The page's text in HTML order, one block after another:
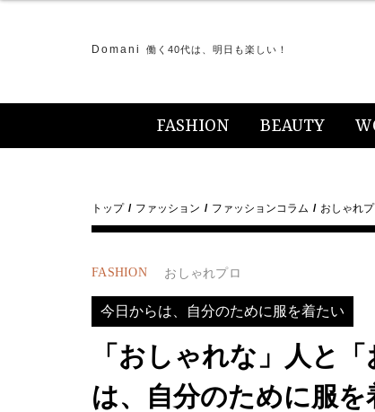
Domani 働く40代は、明日も楽しい！
FASHION BEAUTY
トップ ファッション ファッションコラム おしゃれプ
FASHION おしゃれプロ
今日からは、自分のために服を着たい
「おしゃれな」人と
は、自分のために服を